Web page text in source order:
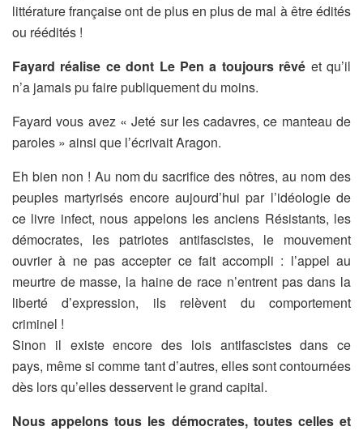
littérature française ont de plus en plus de mal à être édités
ou réédités !
Fayard réalise ce dont Le Pen a toujours rêvé et qu’il
n’a jamais pu faire publiquement du moins.
Fayard vous avez « Jeté sur les cadavres, ce manteau de
paroles » ainsi que l’écrivait Aragon.
Eh bien non ! Au nom du sacrifice des nôtres, au nom des
peuples martyrisés encore aujourd’hui par l’idéologie de
ce livre infect, nous appelons les anciens Résistants, les
démocrates, les patriotes antifascistes, le mouvement
ouvrier à ne pas accepter ce fait accompli : l’appel au
meurtre de masse, la haine de race n’entrent pas dans la
liberté d’expression, ils relèvent du comportement
criminel !
Sinon il existe encore des lois antifascistes dans ce
pays, même si comme tant d’autres, elles sont contournées
dès lors qu’elles desservent le grand capital.
Nous appelons tous les démocrates, toutes celles et